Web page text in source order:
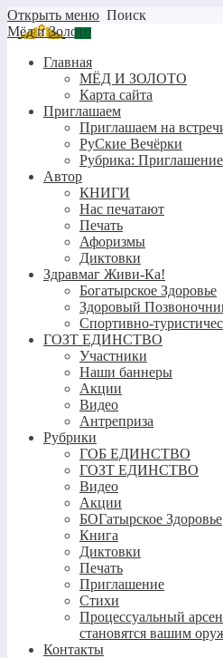
Открыть меню Поиск
Мёд и Золото
Главная
МЁД И ЗОЛОТО
Карта сайта
Приглашаем
Приглашаем на
РуСкие Вечёрки
Рубрика: Приглашение
Автор
КНИГИ
Нас печатают
Печать
Афоризмы
Диктовки
Здравмаг Живи-Ка!
Богатырское Здоровье
Здоровый
Спортивно-
ГОЗТ ЕДИНСТВО
Участники
Наши баннеры
Акции
Видео
Антреприза
Рубрики
ГОБ ЕДИНСТВО
ГОЗТ ЕДИНСТВО
Видео
Акции
БОГатырское Здоровье
Книга
Диктовки
Печать
Приглашение
Стихи
Процессуальный
становятся вашим
Контакты